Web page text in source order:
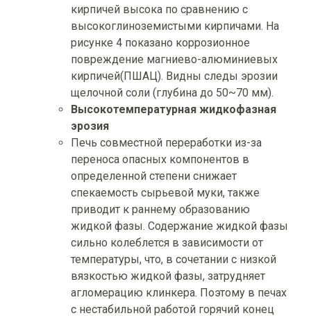
кирпичей высока по сравнению с
высокоглиноземистыми кирпичами. На
рисунке 4 показано коррозионное
повреждение магниево-алюминиевых
кирпичей(ПШАЦ). Видны следы эрозии
щелочной соли (глубина до 50~70 мм).
Высокотемпературная жидкофазная
эрозия
Печь совместной переработки из-за
переноса опасных компонентов в
определенной степени снижает
спекаемость сырьевой муки, также
приводит к раннему образованию
жидкой фазы. Содержание жидкой фазы
сильно колеблется в зависимости от
температуры, что, в сочетании с низкой
вязкостью жидкой фазы, затрудняет
агломерацию клинкера. Поэтому в печах
с нестабильной работой горячий конец